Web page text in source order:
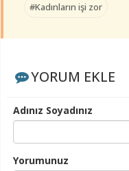
#Kadınların işi zor
YORUM EKLE
Adınız Soyadınız
Yorumunuz